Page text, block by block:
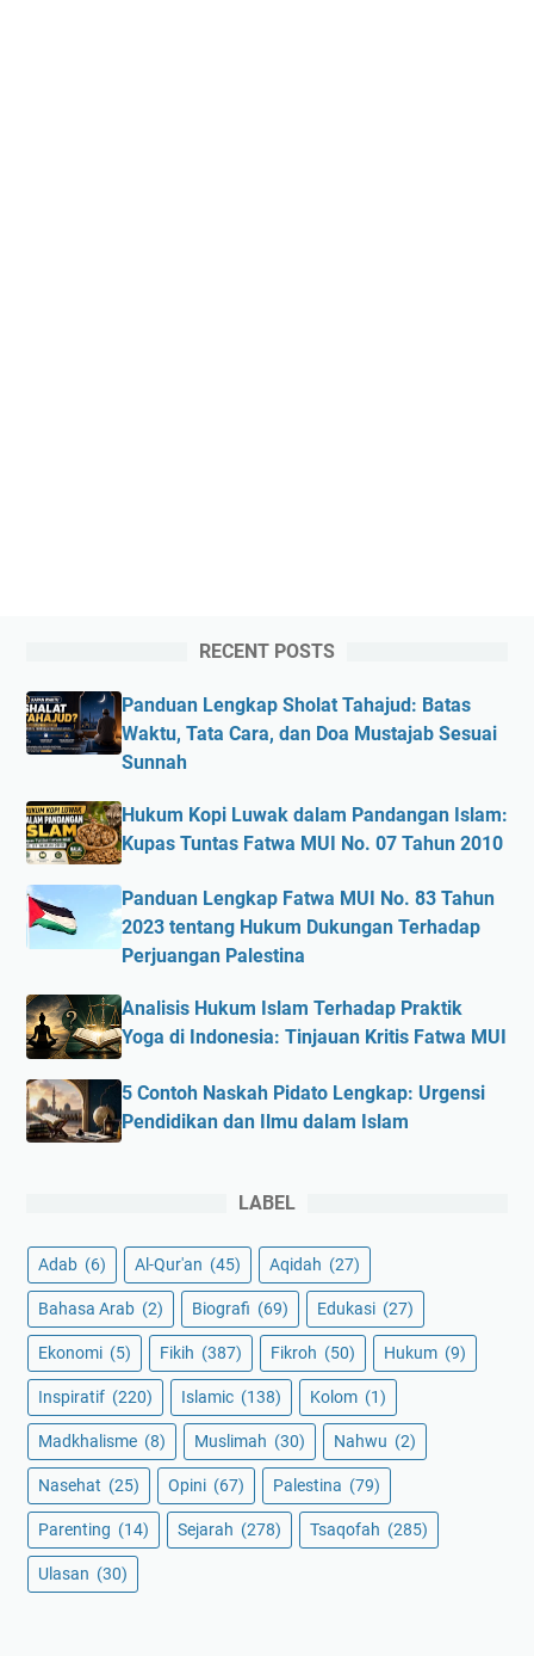
RECENT POSTS
Panduan Lengkap Sholat Tahajud: Batas
Waktu, Tata Cara, dan Doa Mustajab Sesuai
Sunnah
Hukum Kopi Luwak dalam Pandangan Islam:
Kupas Tuntas Fatwa MUI No. 07 Tahun 2010
Panduan Lengkap Fatwa MUI No. 83 Tahun
2023 tentang Hukum Dukungan Terhadap
Perjuangan Palestina
Analisis Hukum Islam Terhadap Praktik
Yoga di Indonesia: Tinjauan Kritis Fatwa MUI
5 Contoh Naskah Pidato Lengkap: Urgensi
Pendidikan dan Ilmu dalam Islam
LABEL
Adab (6) Al-Qur'an (45) Aqidah (27)
Bahasa Arab (2) Biografi (69) Edukasi (27)
Ekonomi (5) Fikih (387) Fikroh (50) Hukum (9)
Inspiratif (220) Islamic (138) Kolom (1)
Madkhalisme (8) Muslimah (30) Nahwu (2)
Nasehat (25) Opini (67) Palestina (79)
Parenting (14) Sejarah (278) Tsaqofah (285)
Ulasan (30)